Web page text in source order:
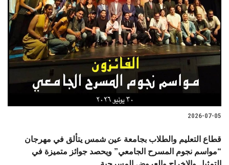
2026-07-05
قطاع التعليم والطلاب بجامعة عين شمس يتألق في مهرجان
“مواسم نجوم المسرح الجامعي” ويحصد جوائز متميزة في